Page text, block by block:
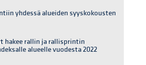
yhdessä alueiden syyskokousten
hakee rallin ja rallisprintin
alueelle vuodesta 2022